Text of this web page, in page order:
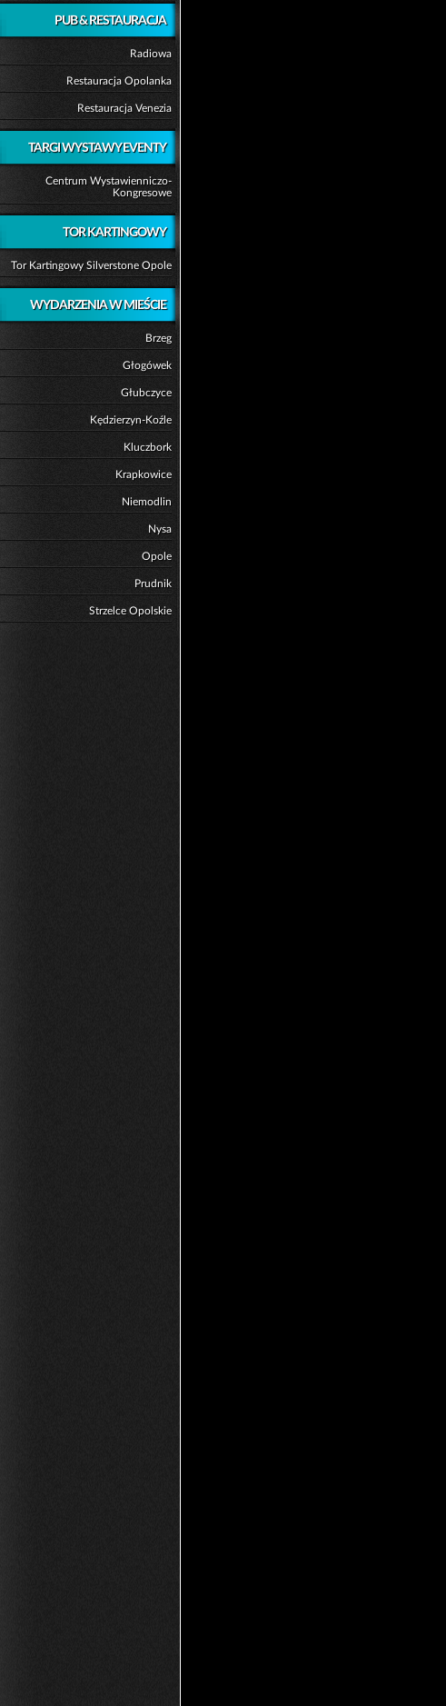
PUB & RESTAURACJA
Radiowa
Restauracja Opolanka
Restauracja Venezia
TARGI WYSTAWY EVENTY
Centrum Wystawienniczo-
Kongresowe
TOR KARTINGOWY
Tor Kartingowy Silverstone Opole
WYDARZENIA W MIEŚCIE
Brzeg
Głogówek
Głubczyce
Kędzierzyn-Koźle
Kluczbork
Krapkowice
Niemodlin
Nysa
Opole
Prudnik
Strzelce Opolskie